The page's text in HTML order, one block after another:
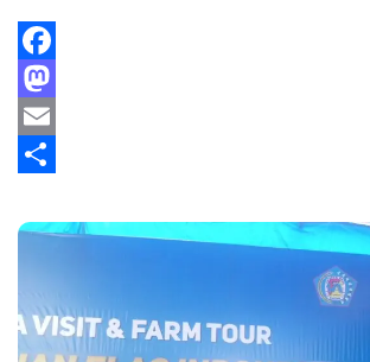
Facebook
Mastodon
Email